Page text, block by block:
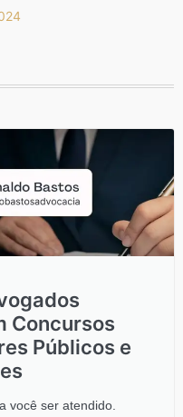
Concursos
Públicos e
você ser atendido.